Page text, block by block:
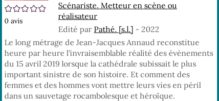
/5
0 avis
Scénariste. Metteur en scène ou
réalisateur
Edité par Pathé. [s.l.] - 2022
Le long métrage de Jean-Jacques Annaud reconstitue
heure par heure l'invraisemblable réalité des évènements
du 15 avril 2019 lorsque la cathédrale subissait le plus
important sinistre de son histoire. Et comment des
femmes et des hommes vont mettre leurs vies en péril
dans un sauvetage rocambolesque et héroïque.